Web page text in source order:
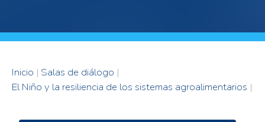
Inicio | Salas de diálogo |
El Niño y la resiliencia de los sistemas agroalimentarios |